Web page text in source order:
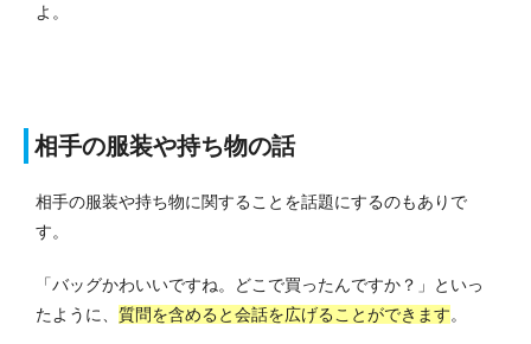
よ。
相手の服装や持ち物の話
相手の服装や持ち物に関することを話題にするのもありで
す。
「バッグかわいいですね。どこで買ったんですか？」といっ
たように、 質問を含めると会話を広げることができます。